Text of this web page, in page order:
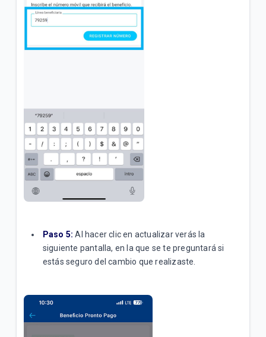
Paso 5:Al hacer clic en actualizar verás la
siguiente pantalla, en la que se te preguntará si
estás seguro del cambio que realizaste.